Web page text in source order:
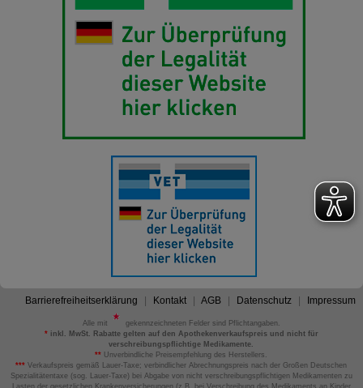
Barrierefreiheitserklärung Kontakt AGB Datenschutz Impressum
Alle mit
gekennzeichneten Felder sind Pflichtangaben.
*inkl. MwSt. Rabatte gelten auf den Apothekenverkaufspreis und nicht für
verschreibungspflichtige Medikamente.
** Unverbindliche Preisempfehlung des Herstellers.
*** Verkaufspreis gemäß Lauer-Taxe; verbindlicher Abrechnungspreis nach der Großen Deutschen
Spezialitätentaxe (sog. Lauer-Taxe) bei Abgabe von nicht verschreibungspflichtigen Medikamenten zu
Lasten der gesetzlichen Krankenversicherungen (z.B. bei Verschreibung des Medikaments an Kinder